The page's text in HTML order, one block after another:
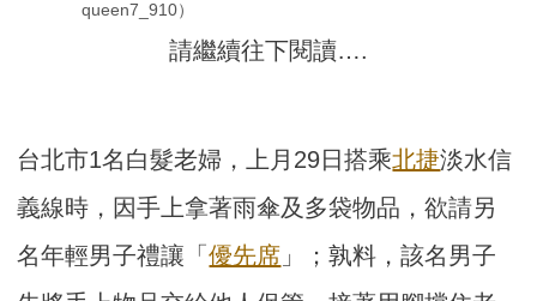
queen7_910）
請繼續往下閱讀….
台北市1名白髮老婦，上月29日搭乘北捷淡水信
義線時，因手上拿著雨傘及多袋物品，欲請另
名年輕男子禮讓「優先席 」；孰料，該名男子